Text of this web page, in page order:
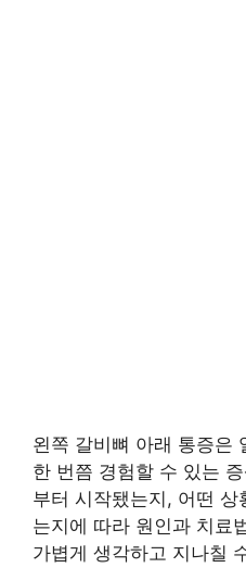
왼쪽 갈비뼈 아래 통증은
한 번쯤 경험할 수 있는
부터 시작됐는지, 어떤 상
는지에 따라 원인과 치료
가볍게 생각하고 지나칠